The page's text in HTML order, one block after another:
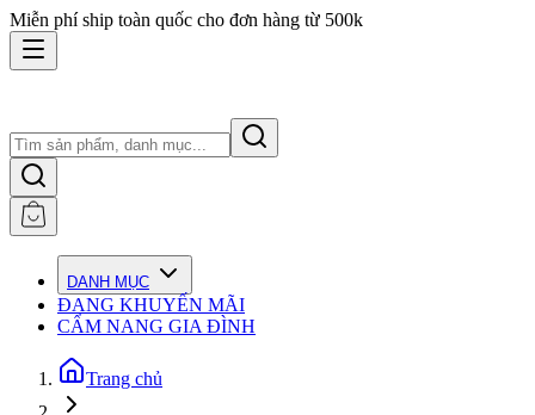
Miễn phí ship toàn quốc cho đơn hàng từ 500k
DANH MỤC
ĐANG KHUYẾN MÃI
CẨM NANG GIA ĐÌNH
Trang chủ